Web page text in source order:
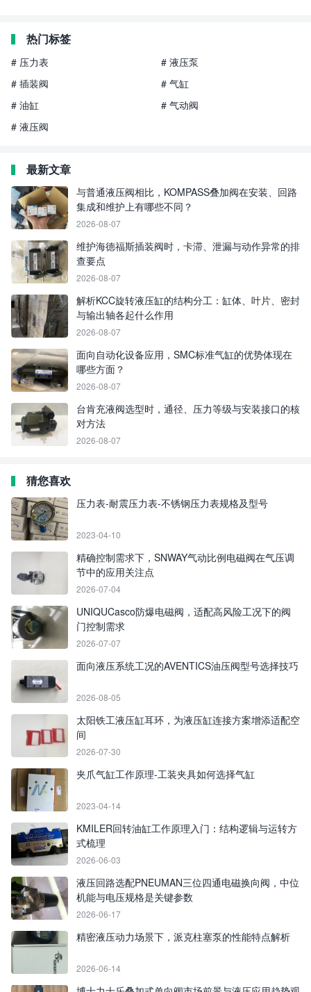
热门标签
# 压力表
# 液压泵
# 插装阀
# 气缸
# 油缸
# 气动阀
# 液压阀
最新文章
与普通液压阀相比，KOMPASS叠加阀在安装、回路
集成和维护上有哪些不同？
2026-08-07
维护海德福斯插装阀时，卡滞、泄漏与动作异常的排
查要点
2026-08-07
解析KCC旋转液压缸的结构分工：缸体、叶片、密封
与输出轴各起什么作用
2026-08-07
面向自动化设备应用，SMC标准气缸的优势体现在
哪些方面？
2026-08-07
台肯充液阀选型时，通径、压力等级与安装接口的核
对方法
2026-08-07
猜您喜欢
压力表-耐震压力表-不锈钢压力表规格及型号
2023-04-10
精确控制需求下，SNWAY气动比例电磁阀在气压调
节中的应用关注点
2026-07-04
UNIQUCasco防爆电磁阀，适配高风险工况下的阀
门控制需求
2026-07-07
面向液压系统工况的AVENTICS油压阀型号选择技巧
2026-08-05
太阳铁工液压缸耳环，为液压缸连接方案增添适配空
间
2026-07-30
夹爪气缸工作原理-工装夹具如何选择气缸
2023-04-14
KMILER回转油缸工作原理入门：结构逻辑与运转方
式梳理
2026-06-03
液压回路选配PNEUMAN三位四通电磁换向阀，中位
机能与电压规格是关键参数
2026-06-17
精密液压动力场景下，派克柱塞泵的性能特点解析
2026-06-14